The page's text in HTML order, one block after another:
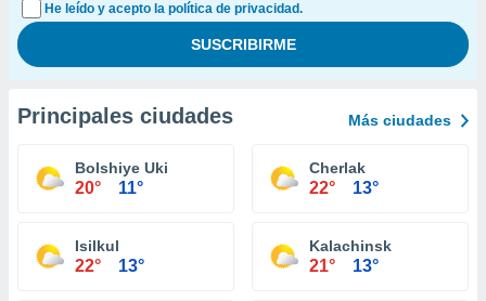
He leído y acepto la política de privacidad.
Principales ciudades Más ciudades
Bolshiye Uki
20° 11°
Cherlak
22° 13°
Isilkul
22° 13°
Kalachinsk
21° 13°